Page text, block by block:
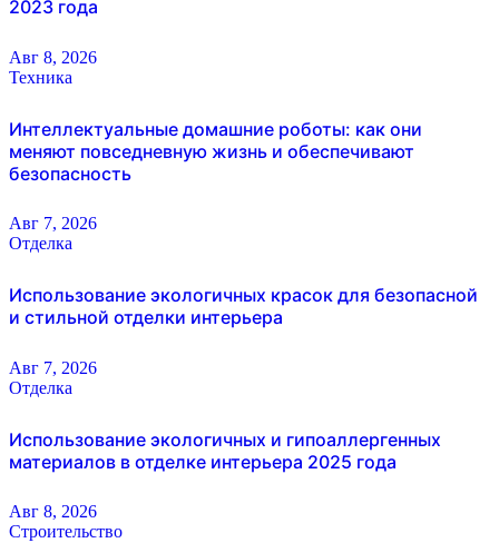
2023 года
Авг 8, 2026
Техника
Интеллектуальные домашние роботы: как они
меняют повседневную жизнь и обеспечивают
безопасность
Авг 7, 2026
Отделка
Использование экологичных красок для безопасной
и стильной отделки интерьера
Авг 7, 2026
Отделка
Использование экологичных и гипоаллергенных
материалов в отделке интерьера 2025 года
Авг 8, 2026
Строительство